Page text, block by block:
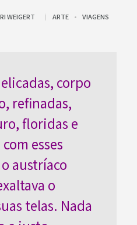
WEIGERT ARTE VIAGENS
corpo
refinadas,
floridas e
esses
austríaco
o
telas. Nada